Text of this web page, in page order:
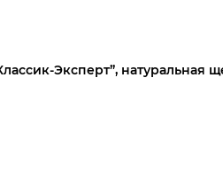
Эксперт”, натуральная